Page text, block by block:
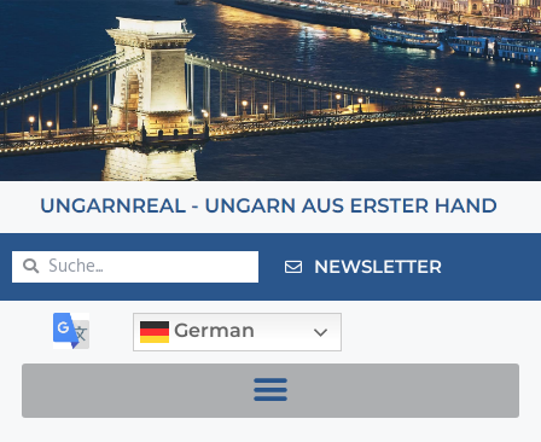
NEWSLETTER
German